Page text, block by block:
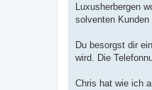
Luxusherbergen
solventen Kunden
Du besorgst dir
wird. Die
Chris hat wie ich